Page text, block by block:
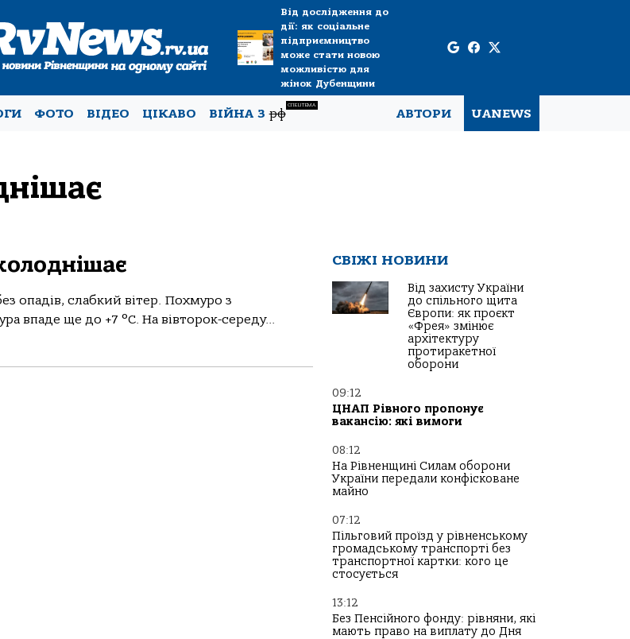
Від дослідження до
дії: як соціальне
підприємництво
може стати новою
можливістю для
жінок Дубенщини
ФОТО ВІДЕО ЦІКАВО ВІЙНА Зрф
СПЕЦТЕМА
АВТОРИ UANEWS
опадів, слабкий вітер. Похмуро з
впаде ще до +7 °C. На вівторок-середу...
СВІЖІ НОВИНИ
Від захисту України
до спільного щита
Європи: як проєкт
«Фрея» змінює
архітектуру
протиракетної
оборони
09:12
ЦНАП Рівного пропонує
вакансію: які вимоги
08:12
На Рівненщині Силам оборони
України передали конфісковане
майно
07:12
Пільговий проїзд у рівненському
громадському транспорті без
транспортної картки: кого це
стосується
13:12
Без Пенсійного фонду: рівняни, які
мають право на виплату до Дня